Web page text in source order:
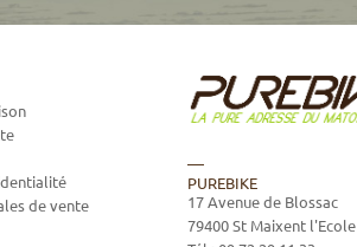
de vente
PUREBIKE
17 Avenue de Blossac
79400St Maixent l'Ecole